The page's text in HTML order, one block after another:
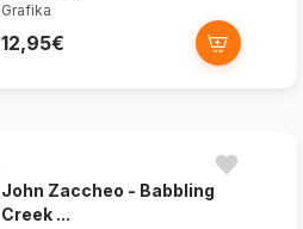
Grafika
12,95€
John Zaccheo - Babbling
Creek ...